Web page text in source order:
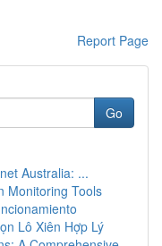
Report Page
Go
Australia: ...
Monitoring Tools
Lô Xiên Hợp Lý